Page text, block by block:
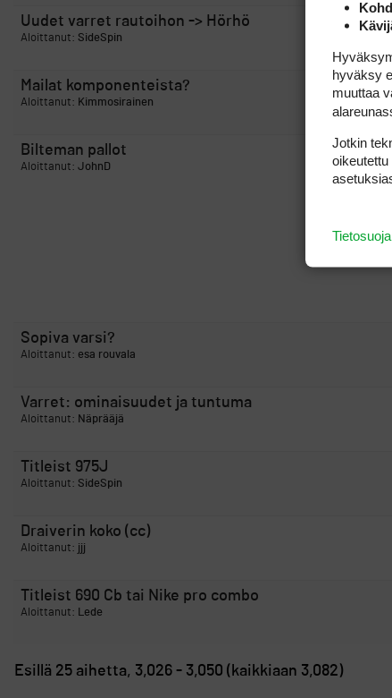
Uudet varret rautoihon -> Hörhö
Aloittanut: SideSpin
Mailat komponenteista?
Aloittanut: Kimmosirainen
Bilteman pallot
Aloittanut: JohnD
Sopiva varsi?
Aloittanut: esa rouvala
Varret: ominaisuudet ja tuntuma
Aloittanut: Näprääjä
Titleist 975J
Aloittanut: SideSpin
Draiverin koko (cc)
Aloittanut: jjj
Titleist 690 Cb tai Nike pro combo
Aloittanut: Lede
Esillä 25 aihetta, 3,026 - 3,050 (kaikkiaan 3,082)
hyväksy
muuttaa
Jotkin
Tietosuoja